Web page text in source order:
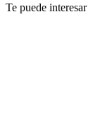
Te puede interesar